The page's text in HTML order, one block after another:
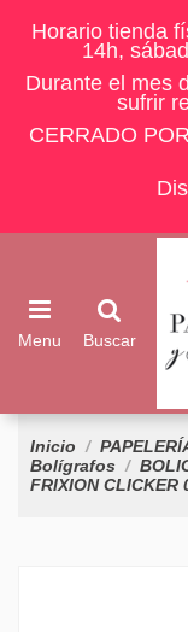
Horario tienda
14h,
Durante el mes
sufrir
CERRADO
Menu Buscar
Inicio
Bolígrafos
FRIXION CLICKER